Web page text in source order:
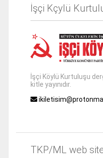
İşçi Kçylü
İşçi Köylü Kurtuluşu
kitle yayınıdır.
TKP/ML web